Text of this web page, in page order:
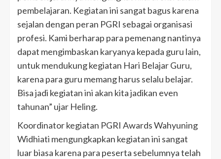
pembelajaran. Kegiatan ini sangat bagus karena
sejalan dengan peran PGRI sebagai organisasi
profesi. Kami berharap para pemenang nantinya
dapat mengimbaskan karyanya kepada guru lain,
untuk mendukung kegiatan Hari Belajar Guru,
karena para guru memang harus selalu belajar.
Bisa jadi kegiatan ini akan kita jadikan even
tahunan” ujar Heling.
Koordinator kegiatan PGRI Awards Wahyuning
Widhiati mengungkapkan kegiatan ini sangat
luar biasa karena para peserta sebelumnya telah